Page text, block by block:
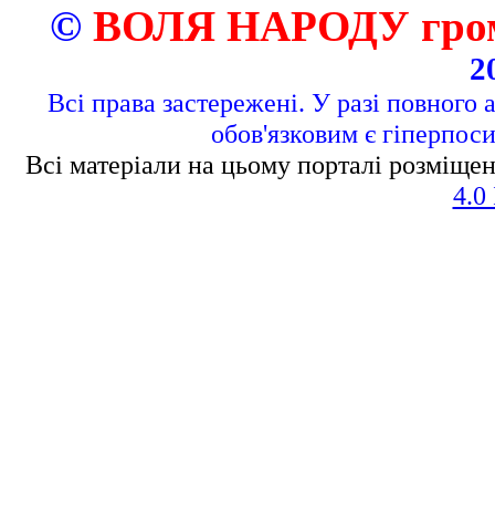
© ВОЛЯ НАРОДУ
Всі права застережені. У разі повного
обов'язковим є
Всі матеріали на цьому порталі
4.0